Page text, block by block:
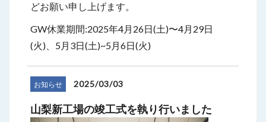
どお願い申し上げます。
GW休業期間:2025年4月26日(土)〜4月29日
(火)、5月3日(土)~5月6日(火)
お知らせ 2025/03/03
山梨新工場の竣工式を執り行いました